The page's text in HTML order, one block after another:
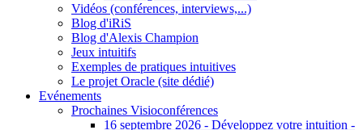
Vidéos (conférences, interviews,...)
Blog d'iRiS
Blog d'Alexis Champion
Jeux intuitifs
Exemples de pratiques intuitives
Le projet Oracle (site dédié)
Evénements
Prochaines Visioconférences
16 septembre 2026 - Développez votre intuition -